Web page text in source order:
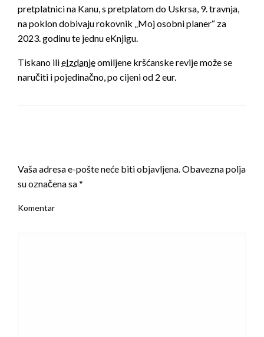
pretplatnici na Kanu, s pretplatom do Uskrsa, 9. travnja,
na poklon dobivaju rokovnik „Moj osobni planer“ za
2023. godinu te jednu eKnjigu.
Tiskano ilieIzdanjeomiljene kršćanske revije može se
naručiti i pojedinačno, po cijeni od 2 eur.
Vaša adresa e-pošte neće biti objavljena. Obavezna polja
su označena sa*
Komentar